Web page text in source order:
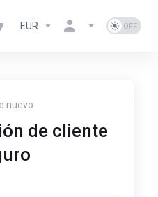
EUR
nuevo
de cliente